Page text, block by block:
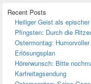
Recent Posts
Heiliger Geist als
Pfingsten: Durch die
Ostermontag:
Erlösungsplan
Hörerwunsch: Bitte
Karfreitagsendung